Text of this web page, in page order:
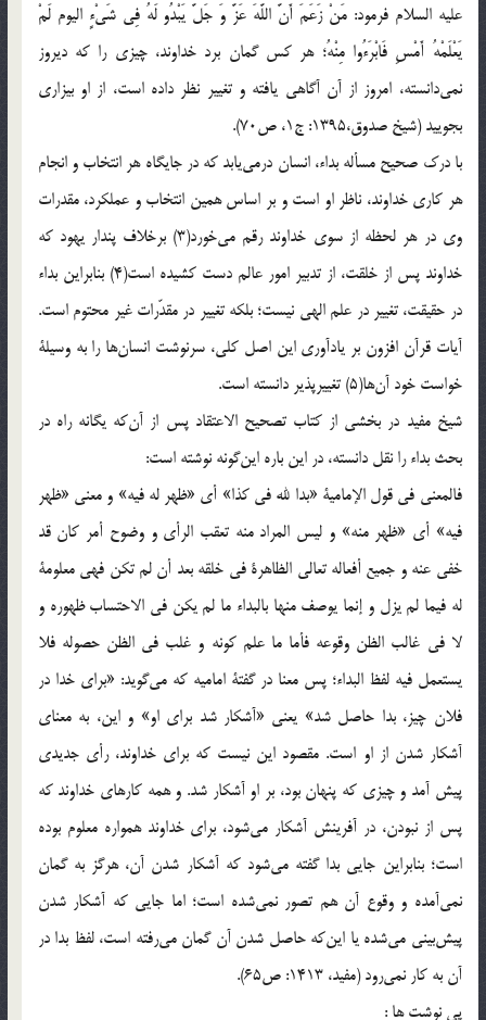
عليه السلام فرمود: مَنْ زَعَمَ أَنَّ اللَّهَ عَزَّ وَ جَلَّ يَبْدُو لَهُ فِي شَيْ‌ءٍ اليوم لَمْ
يَعْلَمْهُ أَمْسِ فَابْرَءُوا مِنْهُ؛ هر كس گمان برد خداوند، چيزي را كه ديروز
نمي‌دانسته، امروز از آن آگاهي يافته و تغيير نظر داده است، از او بيزاري
بجوييد (شيخ صدوق،1395: ج1، ص70).
با درك صحيح مسأله بداء، انسان درمي‌يابد كه در جايگاه هر انتخاب و انجام
هر كاري خداوند، ناظر او است و بر اساس همين انتخاب و عملكرد، مقدرات
وي در هر لحظه از سوي خداوند رقم مي‌خورد(3) برخلاف پندار يهود كه
خداوند پس از خلقت، از تدبير امور عالم دست كشيده است(4) بنابراين بداء
در حقيقت، تغيير در علم الهي نيست؛ بلكه تغيير در مقدّرات غير محتوم است.
آيات قرآن افزون بر يادآوري اين اصل كلي، سرنوشت انسان‌ها را به وسيلة
خواست خود آن‌ها(5) تغييرپذير دانسته است.
شيخ مفيد در بخشي از كتاب تصحيح الاعتقاد پس از آن‌كه يگانه راه در
بحث بداء را نقل دانسته، در اين باره اين‌گونه نوشته است:
فالمعني في قول الإمامية «بدا لله في كذا» أي «ظهر له فيه» و معني «ظهر
فيه» أي «ظهر منه» و ليس المراد منه تعقب الرأي و وضوح أمر كان قد
خفي عنه و جميع أفعاله تعالي الظاهرة في خلقه‌ بعد أن لم تكن فهي معلومة
له فيما لم يزل و إنما يوصف منها بالبداء ما لم يكن في الاحتساب ظهوره و
لا في غالب الظن وقوعه فأما ما علم كونه و غلب في الظن حصوله فلا
يستعمل فيه لفظ البداء؛ پس معنا در گفتة اماميه كه مي‌گويد: «براي خدا در
فلان چيز، بدا حاصل شد» يعني «آشكار شد براي او» و اين، به معناي
آشكار شدن از او است. مقصود اين نيست كه براي خداوند، رأي جديدي
پيش آمد و چيزي كه پنهان بود، بر او آشكار شد. و همه كارهاي خداوند كه
پس از نبودن، در آفرينش آشكار مي‌شود، براي خداوند همواره معلوم بوده
است؛ بنابراين جايي بدا گفته مي‌شود كه آشكار شدن آن، هرگز به گمان
نمي‌آمده و وقوع آن هم تصور نمي‌شده است؛ اما جايي كه آشكار شدن
پيش‌بيني مي‌شده يا اين‌كه حاصل شدن آن گمان مي‌رفته است، لفظ بدا در
آن به كار نمي‌رود (مفيد، 1413: ص65).
پی نوشت ها :